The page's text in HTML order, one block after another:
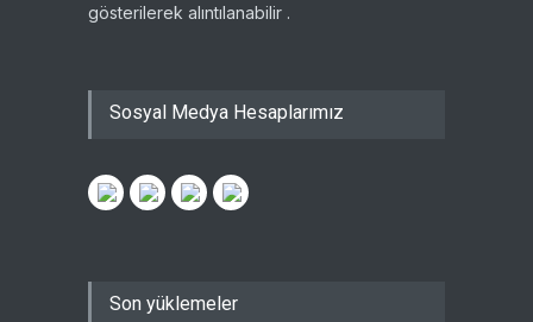
gösterilerek alıntılanabilir .
Sosyal Medya Hesaplarımız
Son yüklemeler